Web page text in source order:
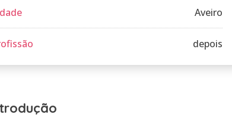
Aveiro
depois